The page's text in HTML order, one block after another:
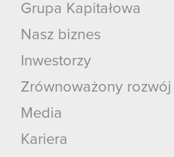
Grupa Kapitałowa
Nasz biznes
Inwestorzy
Zrównoważony rozwój
Media
Kariera